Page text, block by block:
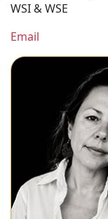
WSI & WSE
Email